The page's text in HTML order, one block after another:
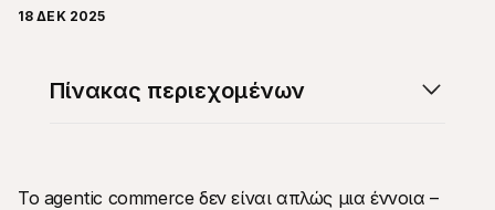
Μάθετε για το Πρόγραμμα Συνεργατών μας
18 ΔΕΚ 2025
Το agentic commerce δεν είναι απλώς μια έννοια –
Πίνακας περιεχομένων